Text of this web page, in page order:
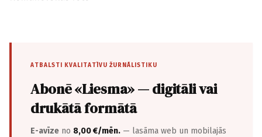
ATBALSTI KVALITATĪVU ŽURNĀLISTIKU
Abonē «Liesma» — digitāli vai
drukātā formātā
E-avīze no 8,00 €/mēn. — lasāma web un mobilajās